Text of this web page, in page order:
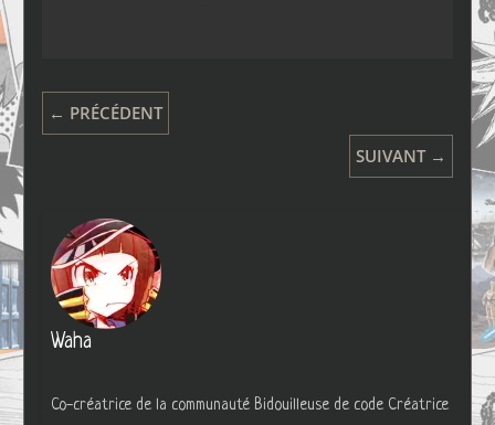
← PRÉCÉDENT
SUIVANT →
Waha
Co-créatrice de la communauté Bidouilleuse de code Créatrice